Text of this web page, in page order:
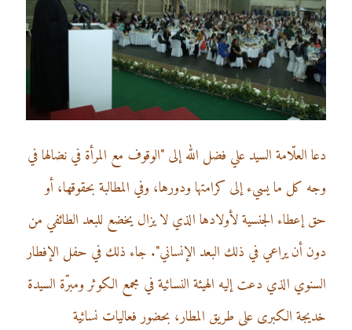
دعا العلّامة السيد علي فضل الله إلى "الوقوف مع المرأة في نضالها في
وجه كل ما يسيء إلى كرامتها ودورها، وفي المطالبة بحقوقها، أو
حق إعطاء الجنسية لأولادها الذي لا يزال يخضع للبعد الطائفي من
دون أن يراعي في ذلك البعد الإنساني". جاء ذلك في حفل الإفطار
السنوي الذي دعت إليه الهيئة النسائية في مجمع الكوثر ومبرّة السيدة
خديجة الكبرى على طريق المطار، بحضور فعاليات نسائية